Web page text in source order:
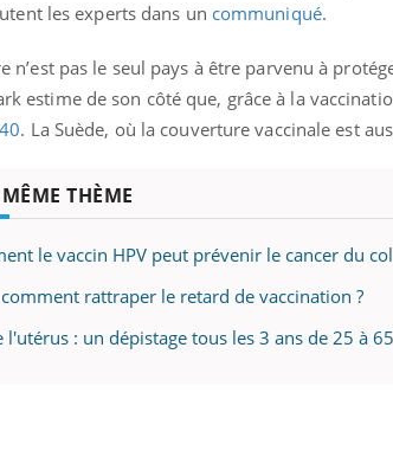
les experts dans un communiqué.
n’est pas le seul pays à être parvenu à
estime de son côté que, grâce à la
. La Suède, où la couverture vaccinale est
THÈME
le vaccin HPV peut prévenir le cancer du
comment rattraper le retard de vaccination ?
l'utérus : un dépistage tous les 3 ans de 25 à